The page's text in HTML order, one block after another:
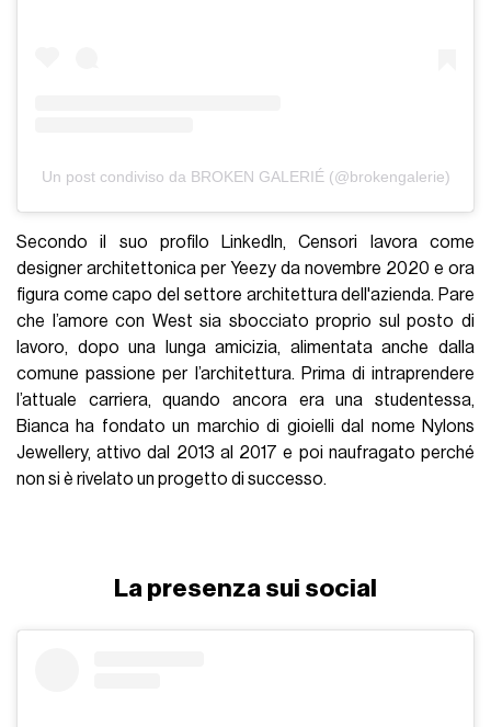
Un post condiviso da BROKEN GALERIÉ (@brokengalerie)
Secondo il suo profilo LinkedIn, Censori lavora come
designer architettonica per Yeezy da novembre 2020 e ora
figura come capo del settore architettura dell'azienda. Pare
che l’amore con West sia sbocciato proprio sul posto di
lavoro, dopo una lunga amicizia, alimentata anche dalla
comune passione per l’architettura. Prima di intraprendere
l’attuale carriera, quando ancora era una studentessa,
Bianca ha fondato un marchio di gioielli dal nome Nylons
Jewellery, attivo dal 2013 al 2017 e poi naufragato perché
non si è rivelato un progetto di successo.
La presenza sui social